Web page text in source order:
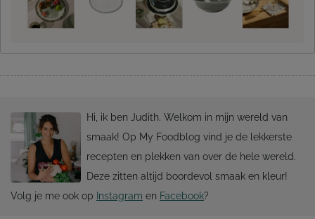
Hi, ik ben Judith. Welkom in mijn wereld van
smaak! Op My Foodblog vind je de lekkerste
recepten en plekken van over de hele wereld.
Deze zitten altijd boordevol smaak en kleur!
Volg je me ook op Instagram en Facebook?